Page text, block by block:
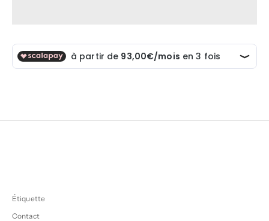
Étiquette
Contact